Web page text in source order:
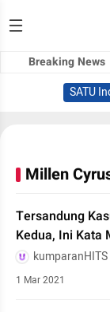
Breaking News
SATU
Millen
Tersandung
Kedua, Ini Kata
kumparanHITS
1 Mar 2021